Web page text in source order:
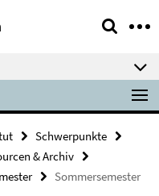
Schwerpunkte
& Archiv
Sommersemester